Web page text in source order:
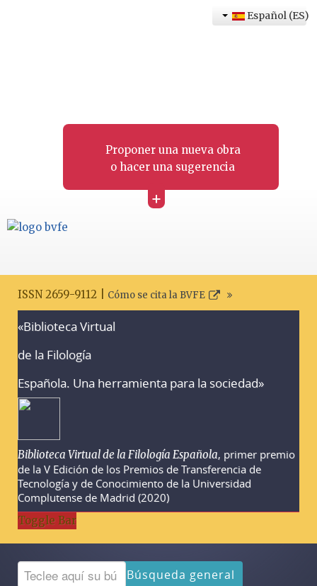
Proponer una nueva obra
o hacer una sugerencia
+
Español (ES)
ISSN 2659-9112 | Cómo se cita la BVFE
«Biblioteca Virtual
de la Filología
Española. Una herramienta para la sociedad»
Biblioteca Virtual de la Filología Española, primer premio
de la V Edición de los Premios de Transferencia de
Tecnología y de Conocimiento de la Universidad
Complutense de Madrid (2020)
Toggle Bar
Búsqueda general